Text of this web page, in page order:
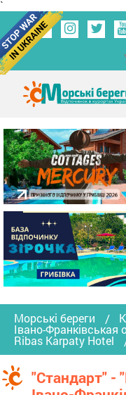
`
Морські береги
Івано-Франківськая
Ribas Karpaty Hotel
"Стандарт" -